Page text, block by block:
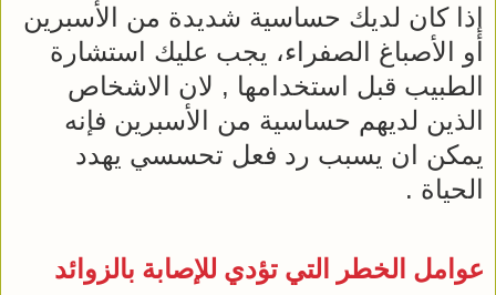
إذا كان لديك حساسية شديدة من الأسبرين
أو الأصباغ الصفراء، يجب عليك استشارة
الطبيب قبل استخدامها , لان الاشخاص
الذين لديهم حساسية من الأسبرين فإنه
يمكن ان يسبب رد فعل تحسسي يهدد
الحياة .
عوامل الخطر التي تؤدي للإصابة بالزوائد